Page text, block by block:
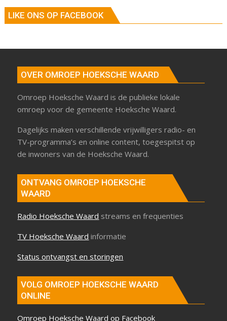
LIKE ONS OP FACEBOOK
OVER OMROEP HOEKSCHE WAARD
Omroep Hoeksche Waard is de publieke lokale
omroep voor de gemeente Hoeksche Waard.
Dagelijks maken verschillende vrijwilligers radio- en
TV-programma’s en online content, toegespitst op
de inwoners van de Hoeksche Waard.
ONTVANG OMROEP HOEKSCHE
WAARD
Radio Hoeksche Waard streams en frequenties
TV Hoeksche Waard informatie
Status ontvangst en storingen
VOLG OMROEP HOEKSCHE WAARD
ONLINE
Omroep Hoeksche Waard op Facebook